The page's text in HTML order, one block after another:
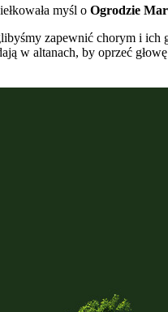
myśl o Ogrodzie
zapewnić chorym i
w altanach, by oprzeć